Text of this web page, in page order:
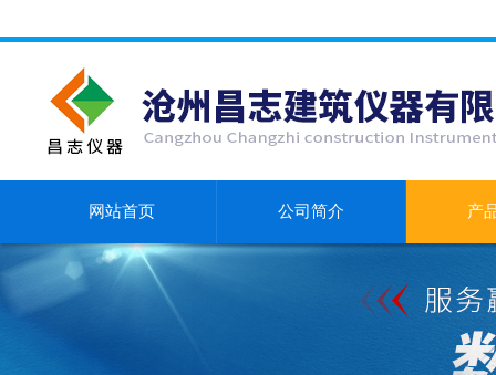
网站首页 公司简介 产